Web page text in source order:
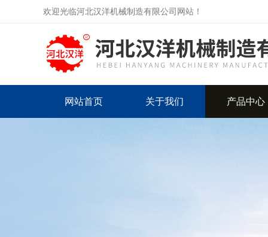
欢迎光临河北汉洋机械制造有限公司网站！
网站首页 关于我们 产品中心